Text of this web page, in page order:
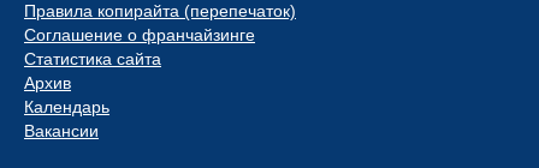
Правила копирайта (перепечаток)
Соглашение о франчайзинге
Статистика сайта
Архив
Календарь
Вакансии